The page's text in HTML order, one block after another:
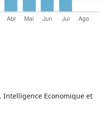
Intelligence Economique et